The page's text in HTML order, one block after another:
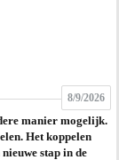
8/9/2026
manier mogelijk.
Het koppelen
nieuwe stap in de